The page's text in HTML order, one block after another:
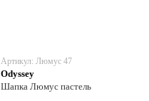
Артикул: Люмус 47
Odyssey
Шапка Люмус пастель